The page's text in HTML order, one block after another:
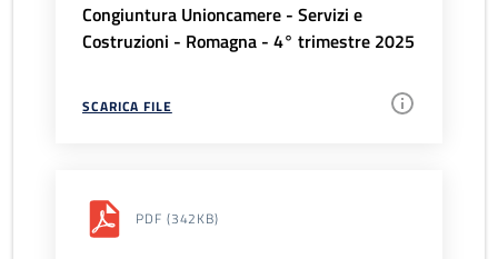
Congiuntura Unioncamere - Servizi e
Costruzioni - Romagna - 4° trimestre 2025
SCARICA FILE
PDF (342KB)